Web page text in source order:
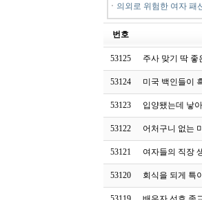
ㆍ 의외로 위험한 여자 패
번호
53125 주사 맞기 딱 좋
53124 미국 백인들이
53123 입양됐는데 낳
53122 어처구니 없는
53121 여자들의 직장
53120 회식을 되게 특